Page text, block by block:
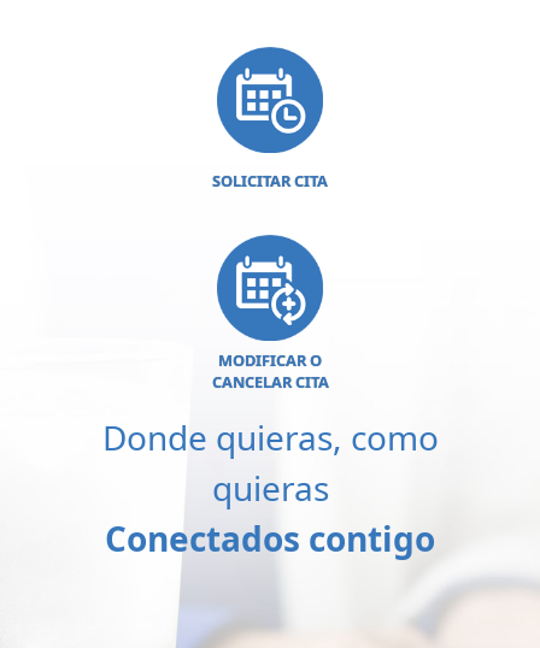
MODIFICAR O
CANCELAR CITA
Donde quieras,
quieras